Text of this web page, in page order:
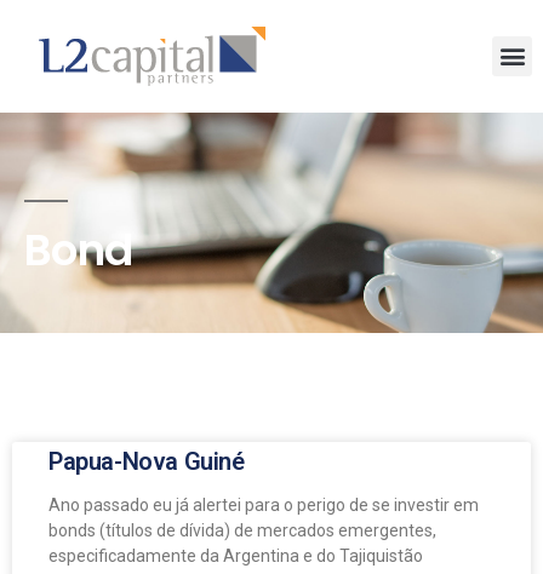
Bond
Papua-Nova Guiné
Ano passado eu já alertei para o perigo de se investir em
bonds (títulos de dívida) de mercados emergentes,
especificadamente da Argentina e do Tajiquistão